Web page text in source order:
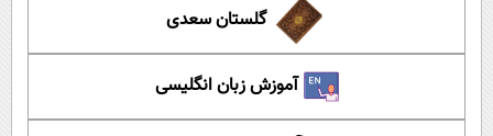
گلستان سعدی
آموزش زبان انگلیسی